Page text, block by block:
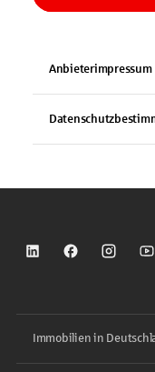
Anbieterimpressum
Sparkasse auf LinkedIn
Sparkasse auf
Immobilien in